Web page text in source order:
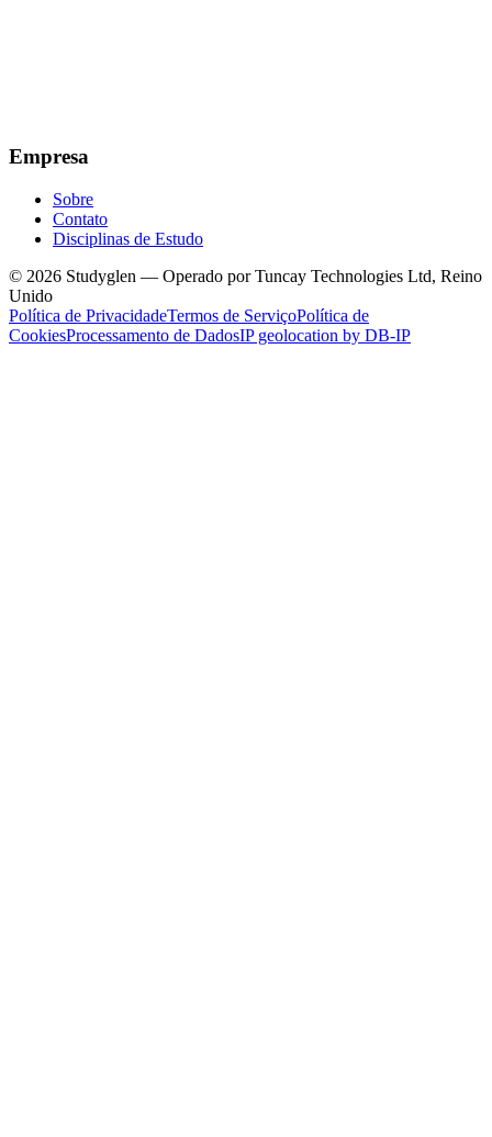
Empresa
Sobre
Contato
Disciplinas de Estudo
© 2026 Studyglen — Operado por Tuncay Technologies Ltd, Reino
Unido
Política de PrivacidadeTermos de ServiçoPolítica de
CookiesProcessamento de DadosIP geolocation by DB-IP